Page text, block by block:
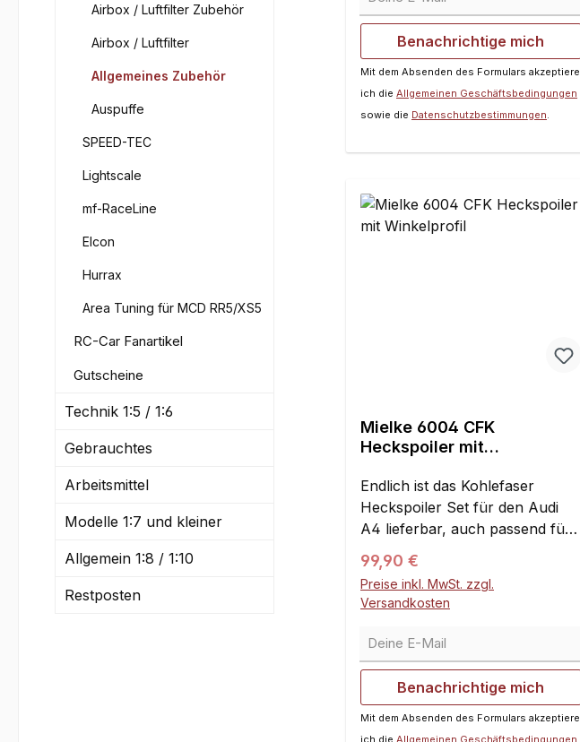
Airbox / Luftfilter Zubehör
Airbox / Luftfilter
Allgemeines Zubehör
Auspuffe
SPEED-TEC
Lightscale
mf-RaceLine
Elcon
Hurrax
Area Tuning für MCD RR5/XS5
RC-Car Fanartikel
Gutscheine
Technik 1:5 / 1:6
Gebrauchtes
Arbeitsmittel
Modelle 1:7 und kleiner
Allgemein 1:8 / 1:10
Restposten
Benachrichtige mich
Mit dem Absenden des Formulars akzeptiere
ich die Allgemeinen Geschäftsbedingungen
sowie die Datenschutzbestimmungen.
Mielke 6004 CFK
Heckspoiler mit
Endlich ist das Kohlefaser
Heckspoiler Set für den Audi
A4 lieferbar, auch passend für
viele weitere Karosserien (bitte
vorher abmessen)!Das Set
besteht aus:Einmal
Kohleheckspoiler als CFK
ProfilZweimal Halterungen,
Links und RechtsZweimal
Unterlegscheiben gegen
Ausreißen SchraubenMit
kompletter seitlicher Halterung
Regulärer Preis:
99,90 €
Preise inkl. MwSt. zzgl.
Versandkosten
Deine E-Mail
Benachrichtige mich
Mit dem Absenden des Formulars akzeptiere
ich die Allgemeinen Geschäftsbedingungen